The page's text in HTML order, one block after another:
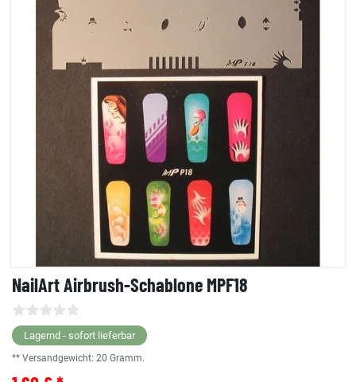
NailArt Airbrush-Schablone MPF18
Lagernd - sofort lieferbar
** Versandgewicht: 20 Gramm.